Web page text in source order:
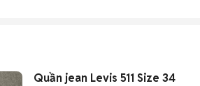
Quần jean Levis 511 Size 34